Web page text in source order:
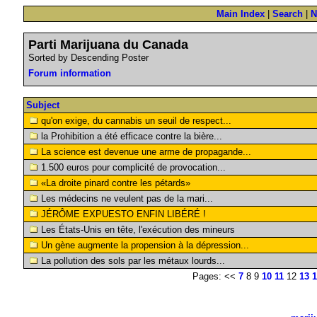
Main Index Search
Parti Marijuana du Canada
Sorted by Descending Poster
Forum information
Subject
qu'on exige, du cannabis un seuil de respect...
la Prohibition a été efficace contre la bière...
La science est devenue une arme de propagande...
1.500 euros pour complicité de provocation...
«La droite pinard contre les pétards»
Les médecins ne veulent pas de la mari...
JÉRÔME EXPUESTO ENFIN LIBÉRÉ !
Les États-Unis en tête, l'exécution des mineurs
Un gène augmente la propension à la dépression...
La pollution des sols par les métaux lourds...
Pages: << 78 9 10 1112 13